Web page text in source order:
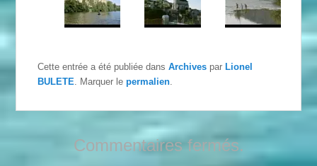
Cette entrée a été publiée dansArchives par Lionel
BULETE. Marquer lepermalien.
Commentaires fermés.